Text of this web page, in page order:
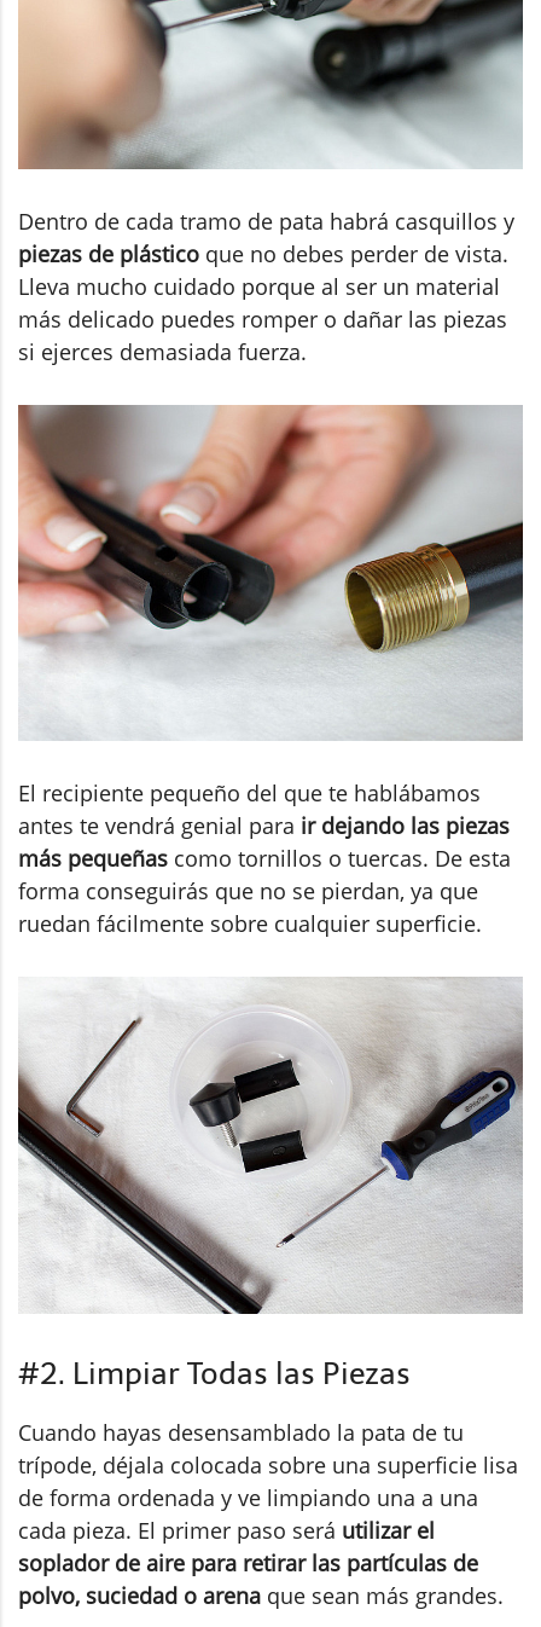
Dentro de cada tramo de pata habrá casquillos y
piezas de plástico que no debes perder de vista.
Lleva mucho cuidado porque al ser un material
más delicado puedes romper o dañar las piezas
si ejerces demasiada fuerza.
El recipiente pequeño del que te hablábamos
antes te vendrá genial para ir dejando las piezas
más pequeñas como tornillos o tuercas. De esta
forma conseguirás que no se pierdan, ya que
ruedan fácilmente sobre cualquier superficie.
#2. Limpiar Todas las Piezas
Cuando hayas desensamblado la pata de tu
trípode, déjala colocada sobre una superficie lisa
de forma ordenada y ve limpiando una a una
cada pieza. El primer paso será utilizar el
soplador de aire para retirar las partículas de
polvo, suciedad o arena que sean más grandes.